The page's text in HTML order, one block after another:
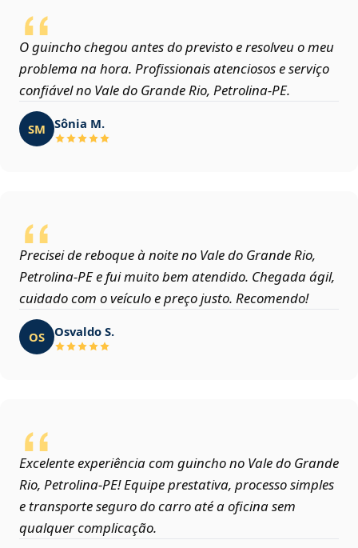
O guincho chegou antes do previsto e resolveu o meu
problema na hora. Profissionais atenciosos e serviço
confiável no Vale do Grande Rio, Petrolina‑PE.
SM Sônia M.
Precisei de reboque à noite no Vale do Grande Rio,
Petrolina‑PE e fui muito bem atendido. Chegada ágil,
cuidado com o veículo e preço justo. Recomendo!
OS Osvaldo S.
Excelente experiência com guincho no Vale do Grande
Rio, Petrolina‑PE! Equipe prestativa, processo simples
e transporte seguro do carro até a oficina sem
qualquer complicação.